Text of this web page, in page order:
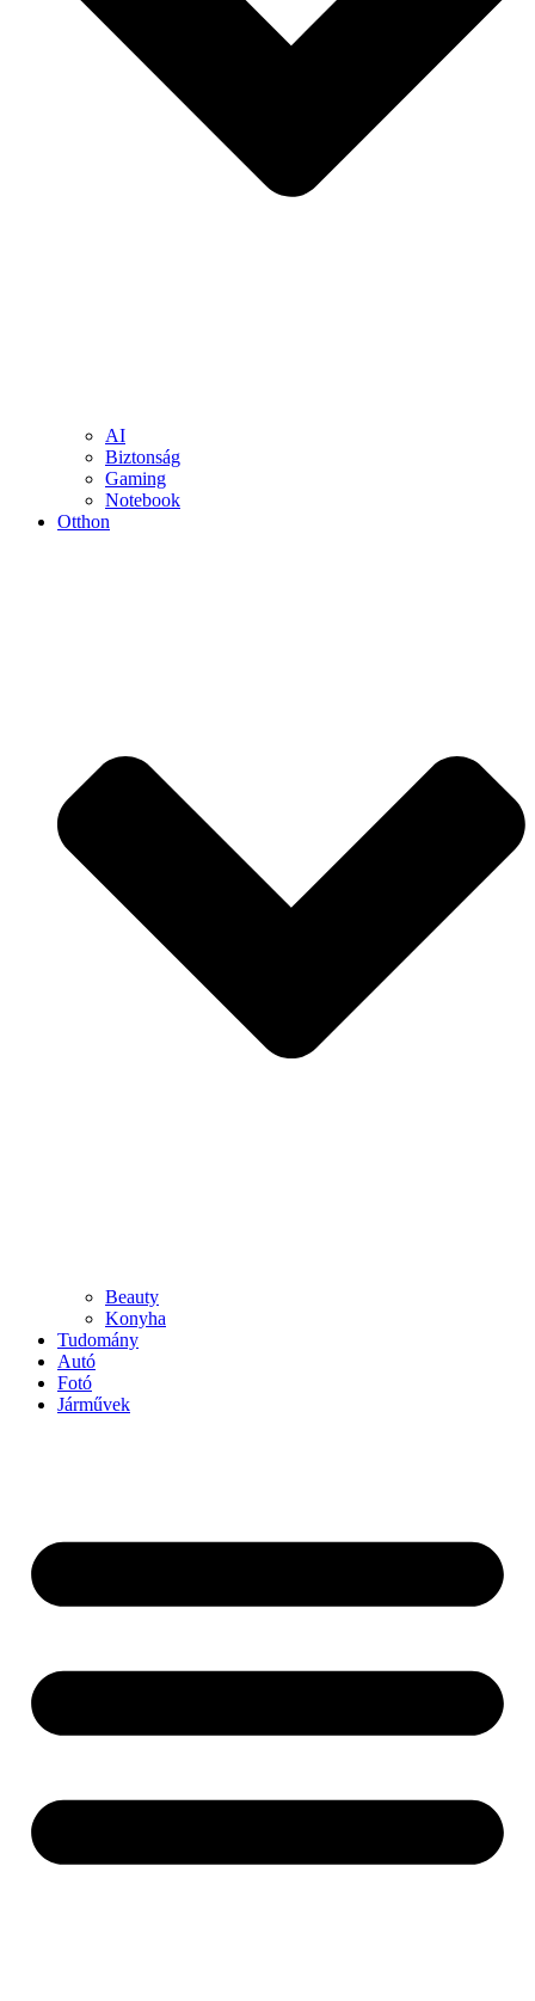
AI
Biztonság
Gaming
Notebook
Otthon
Beauty
Konyha
Tudomány
Autó
Fotó
Járművek